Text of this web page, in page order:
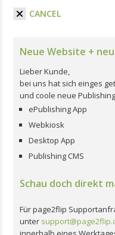
CANCEL
Neue Website +
Lieber Kunde,
bei uns hat sich einges
und coole neue
ePublishing App
Webkiosk
Desktop App
Publishing CMS
Schau doch direkt
Für page2flip
unter